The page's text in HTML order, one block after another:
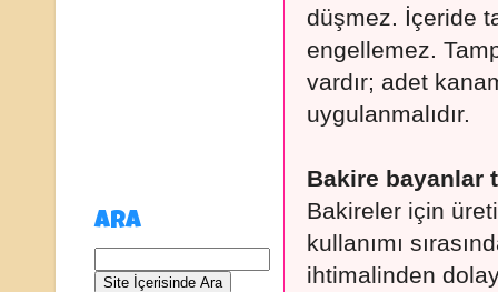
düşmez. İçeride
engellemez.
vardır; adet
uygulanmalıdır.
Bakire bayanlar
Bakireler için
kullanımı
ihtimalinden
ARA